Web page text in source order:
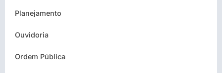
Planejamento
Ouvidoria
Ordem Pública